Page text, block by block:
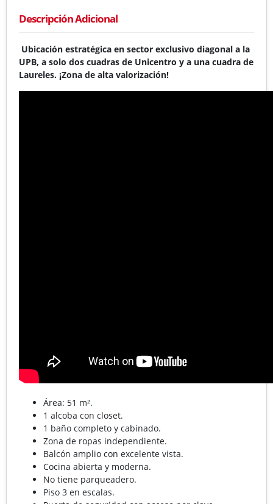
Descripción Adicional
Ubicación estratégica en sector exclusivo diagonal a la
UPB, a solo dos cuadras de Unicentro y a una cuadra de
Laureles. ¡Zona de alta valorización!
Área: 51 m².
1 alcoba con closet.
1 baño completo y cabinado.
Zona de ropas independiente.
Balcón amplio con excelente vista.
Cocina abierta y moderna.
No tiene parqueadero.
Piso 3 en escalas.